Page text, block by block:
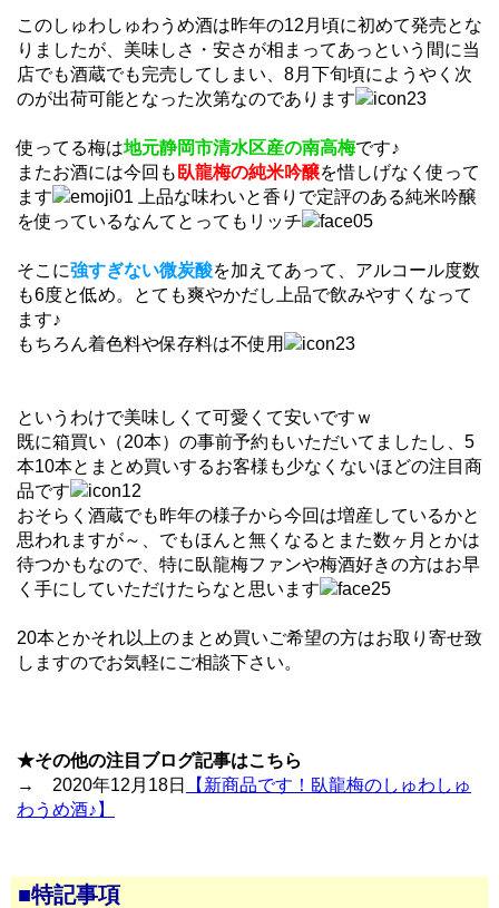
このしゅわしゅわうめ酒は昨年の12月頃に初めて発売とな
りましたが、美味しさ・安さが相まってあっという間に当
店でも酒蔵でも完売してしまい、8月下旬頃にようやく次
のが出荷可能となった次第なのであります
使ってる梅は地元静岡市清水区産の南高梅です♪
またお酒には今回も 臥龍梅の純米吟醸を惜しげなく使って
ます
上品な味わいと香りで定評のある純米吟醸
を使っているなんてとってもリッチ
そこに強すぎない微炭酸を加えてあって、 アルコール度数
も6度と低め。
とても爽やかだし上品で飲みやすくなって
ます♪
もちろん着色料や保存料は不使用
というわけで美味しくて可愛くて安いですｗ
既に箱買い（20本）の事前予約もいただいてましたし、5
本10本とまとめ買いするお客様も少なくないほどの注目商
品です
おそらく酒蔵でも昨年の様子から今回は増産しているかと
思われますが～、でもほんと無くなるとまた数ヶ月とかは
待つかもなので、特に臥龍梅ファンや梅酒好きの方はお早
く手にしていただけたらなと思います
20本とかそれ以上のまとめ買いご希望の方はお取り寄せ致
しますのでお気軽にご相談下さい。
★その他の注目ブログ記事はこちら
→ 2020年12月18日
【新商品です！臥龍梅のしゅわしゅ
わうめ酒♪】
■特記事項